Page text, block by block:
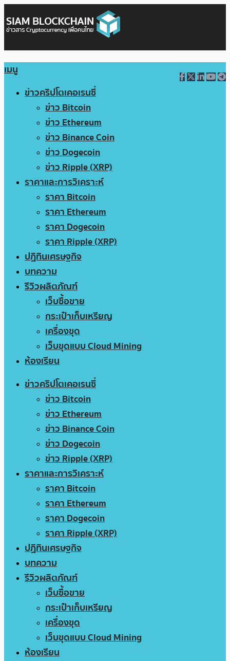
เมนู
ข่าวคริปโตเคอเรนซี่
ข่าว Bitcoin
ข่าว Ethereum
ข่าว Binance Coin
ข่าว Dogecoin
ข่าว Ripple (XRP)
ราคาและการวิเคราะห์
ราคา Bitcoin
ราคา Ethereum
ราคา Dogecoin
ราคา Ripple (XRP)
ปฏิทินเศรษฐกิจ
บทความ
รีวิวผลิตภัณฑ์
เว็บซื้อขาย
กระเป๋าเก็บเหรียญ
เครื่องขุด
เว็บขุดแบบ Cloud Mining
ห้องเรียน
ข่าวคริปโตเคอเรนซี่
ข่าว Bitcoin
ข่าว Ethereum
ข่าว Binance Coin
ข่าว Dogecoin
ข่าว Ripple (XRP)
ราคาและการวิเคราะห์
ราคา Bitcoin
ราคา Ethereum
ราคา Dogecoin
ราคา Ripple (XRP)
ปฏิทินเศรษฐกิจ
บทความ
รีวิวผลิตภัณฑ์
เว็บซื้อขาย
กระเป๋าเก็บเหรียญ
เครื่องขุด
เว็บขุดแบบ Cloud Mining
ห้องเรียน